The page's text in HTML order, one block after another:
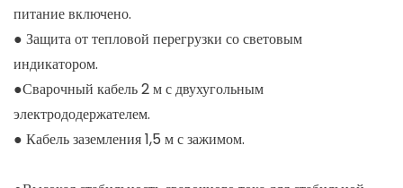
питание включено.
● Защита от тепловой перегрузки со световым
индикатором.
●Сварочный кабель 2 м с двухугольным
электрододержателем.
● Кабель заземления 1,5 м с зажимом.